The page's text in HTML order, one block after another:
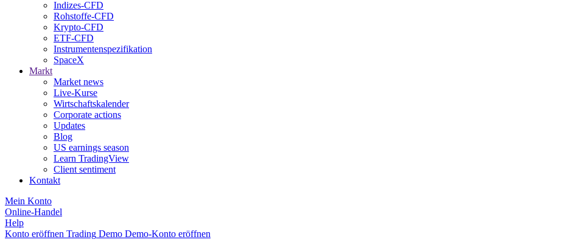
Indizes-CFD
Rohstoffe-CFD
Krypto-CFD
ETF-CFD
Instrumentenspezifikation
SpaceX
Markt
Market news
Live-Kurse
Wirtschaftskalender
Corporate actions
Updates
Blog
US earnings season
Learn TradingView
Client sentiment
Kontakt
Mein Konto
Online-Handel
Help
Konto eröffnen Trading Demo Demo-Konto eröffnen